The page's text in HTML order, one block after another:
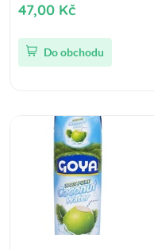
47,00 Kč
Do obchodu